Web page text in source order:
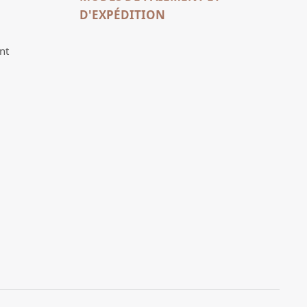
D'EXPÉDITION